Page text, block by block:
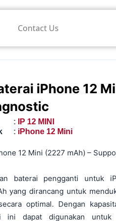
Contact Us
iPhone 12
:
:
IP 12 MINI
iPhone 12 Mini
12 Mini (2227 mAh) –
baterai pengganti untuk
yang dirancang untuk
optimal. Dengan
dapat digunakan untuk